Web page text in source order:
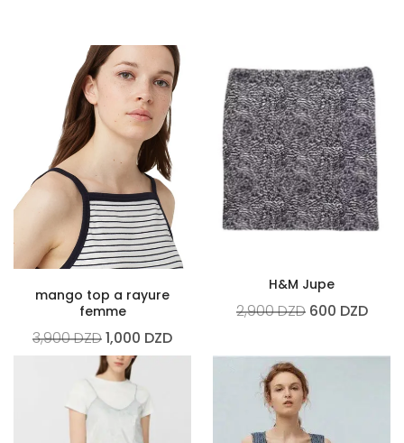
mango top a rayure
femme
3,900DZD1,000 DZD
H&M Jupe
2,900DZD 600 DZD